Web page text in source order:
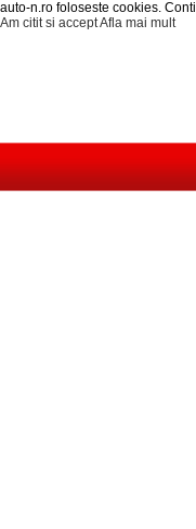
auto-n.ro foloseste cookies.
Am citit si acceptAfla mai mult